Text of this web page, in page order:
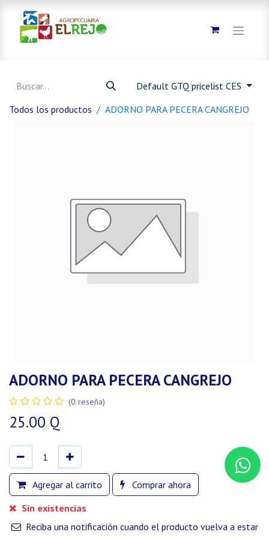
Default GTQ pricelist CES
Todos los productos
ADORNO PARA PECERA CANGREJO
ADORNO PARA PECERA CANGREJO
(0 reseña)
25.00 Q
Agregar al carrito
Comprar ahora
Sin existencias
Reciba una notificación cuando el producto vuelva a estar